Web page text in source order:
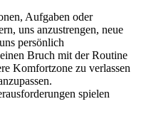
Aufgaben oder
uns anzustrengen, neue
persönlich
Bruch mit der Routine
Komfortzone zu verlassen
spielen